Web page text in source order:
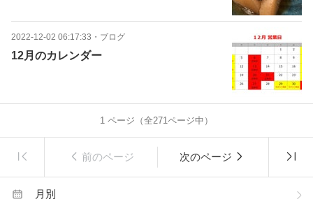
2022-12-02 06:17:33 ・ ブログ
12月のカレンダー
1 ページ（全271ページ中）
前のページ 次のページ
月別